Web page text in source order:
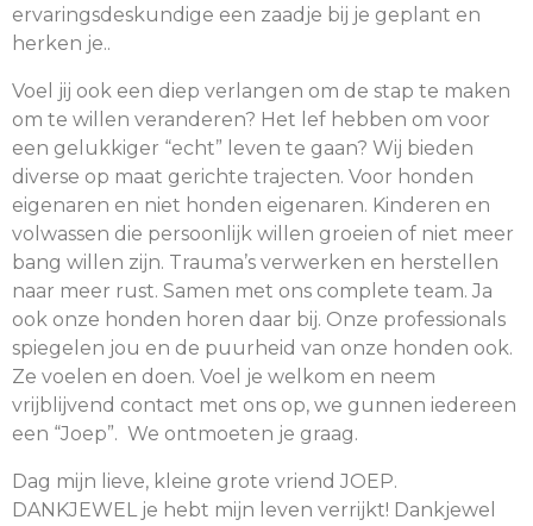
ervaringsdeskundige een zaadje bij je geplant en
herken je..
Voel jij ook een diep verlangen om de stap te maken
om te willen veranderen? Het lef hebben om voor
een gelukkiger “echt” leven te gaan? Wij bieden
diverse op maat gerichte trajecten. Voor honden
eigenaren en niet honden eigenaren. Kinderen en
volwassen die persoonlijk willen groeien of niet meer
bang willen zijn. Trauma’s verwerken en herstellen
naar meer rust. Samen met ons complete team. Ja
ook onze honden horen daar bij. Onze professionals
spiegelen jou en de puurheid van onze honden ook.
Ze voelen en doen. Voel je welkom en neem
vrijblijvend contact met ons op, we gunnen iedereen
een “Joep”. We ontmoeten je graag.
Dag mijn lieve, kleine grote vriend JOEP.
DANKJEWEL je hebt mijn leven verrijkt! Dankjewel